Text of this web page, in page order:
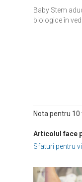
Baby Stem
biologice în
Nota pentru
Articolul face
Sfaturi pentru